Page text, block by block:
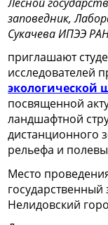
заповедник,
Сукачева ИПЭЭ
приглашают
исследователей
экологической
посвященной
ландшафтной
дистанционного
рельефа и
Место
государственный
Нелидовский